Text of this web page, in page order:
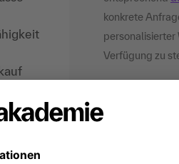
konkrete
personalisierter
Verfügung zu